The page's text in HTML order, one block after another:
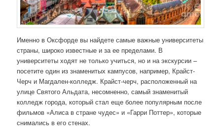
Именно в Оксфорде вы найдете самые важные университеты
страны, широко известные и за ее пределами. В
университеты ходят не только учиться, но и на экскурсии –
посетите один из знаменитых кампусов, например, Крайст-
Черч и Магдален-колледж. Крайст-черч, расположенный на
улице Святого Альдата, несомненно, самый знаменитый
колледж города, который стал еще более популярным после
фильмов «Алиса в стране чудес» и «Гарри Поттер», которые
снимались в его стенах.